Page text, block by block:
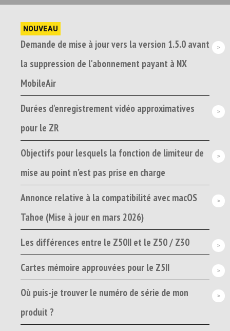
NOUVEAU
Demande de mise à jour vers la version 1.5.0 avant
la suppression de l'abonnement payant à NX
MobileAir
Durées d'enregistrement vidéo approximatives
pour le ZR
Objectifs pour lesquels la fonction de limiteur de
mise au point n’est pas prise en charge
Annonce relative à la compatibilité avec macOS
Tahoe (Mise à jour en mars 2026)
Les différences entre le Z50II et le Z50 / Z30
Cartes mémoire approuvées pour le Z5II
Où puis-je trouver le numéro de série de mon
produit ?